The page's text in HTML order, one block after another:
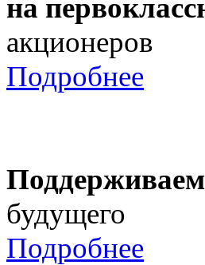
на
акционеров
Подробнее
будущего
Подробнее